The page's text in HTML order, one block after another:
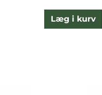
Læg i kurv